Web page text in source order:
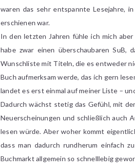
waren das sehr entspannte Lesejahre,
erschienen war.
In den letzten Jahren fühle ich mich
habe zwar einen überschaubaren
Wunschliste mit Titeln, die es entweder
Buch aufmerksam werde, das ich gern
landet es erst einmal auf meiner Liste –
Dadurch wächst stetig das Gefühl, mit
Neuerscheinungen und schließlich auch
lesen würde. Aber woher kommt
dass man dadurch rundherum einfach
Buchmarkt allgemein so schnelllebig